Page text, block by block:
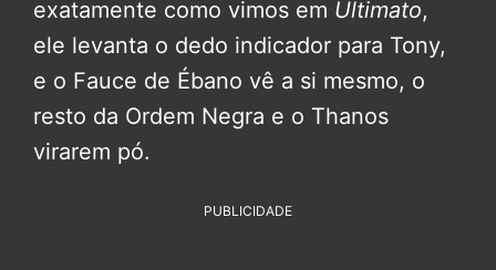
exatamente como vimos em Ultimato,
ele levanta o dedo indicador para Tony,
e o Fauce de Ébano vê a si mesmo, o
resto da Ordem Negra e o Thanos
virarem pó.
PUBLICIDADE